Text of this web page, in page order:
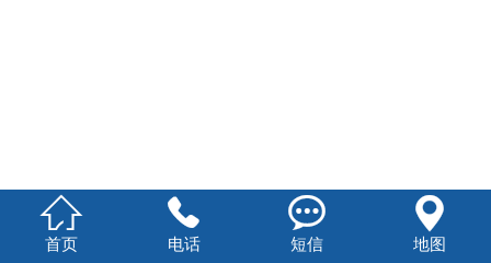

首页

电话

短信

地图